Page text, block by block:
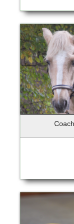
Falkensee
Flensburg
Flensburg-
Frankfurt
Frankfurt a. Main
Frankfurt am Main
Frankfurt an der
Freising
Friedrichstadt
Fürstenfeldbruck
Georgensgmünd
Geretsried